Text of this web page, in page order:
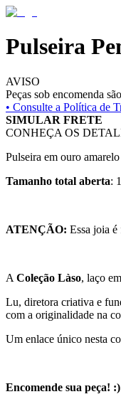
Pulseira
AVISO
Peças sob encomenda
• Consulte a Política de
SIMULAR FRETE
CONHEÇA OS
Pulseira em ouro
Tamanho total aberta:
ATENÇÃO: Essa joia é
A Coleção Làso, laço
Lu, diretora criativa e
com a originalidade na
Um enlace único nesta
Encomende sua peça! :)